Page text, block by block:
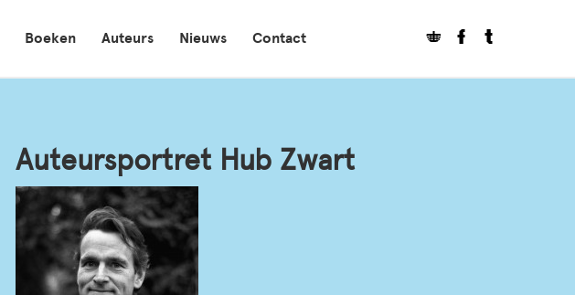
Boeken Auteurs Nieuws Contact
Auteursportret Hub Zwart